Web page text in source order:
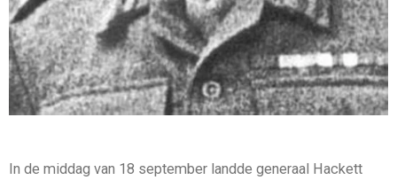
In de middag van 18 september landde generaal Hackett